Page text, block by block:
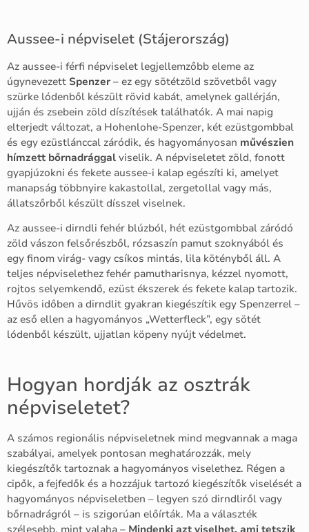
Aussee-i népviselet (Stájerország)
Az aussee-i férfi népviselet legjellemzőbb eleme az
úgynevezett Spenzer – ez egy sötétzöld szövetből vagy
szürke lódenből készült rövid kabát, amelynek gallérján,
ujján és zsebein zöld díszítések találhatók. A mai napig
elterjedt változat, a Hohenlohe-Spenzer, két ezüstgombbal
és egy ezüstlánccal záródik, és hagyományosan művészien
hímzett bőrnadrággal viselik. A népviseletet zöld, fonott
gyapjúzokni és fekete aussee-i kalap egészíti ki, amelyet
manapság többnyire kakastollal, zergetollal vagy más,
állatszőrből készült dísszel viselnek.
Az aussee-i dirndli fehér blúzból, hét ezüstgombbal záródó
zöld vászon felsőrészből, rózsaszín pamut szoknyából és
egy finom virág- vagy csíkos mintás, lila kötényből áll. A
teljes népviselethez fehér pamutharisnya, kézzel nyomott,
rojtos selyemkendő, ezüst ékszerek és fekete kalap tartozik.
Hűvös időben a dirndlit gyakran kiegészítik egy Spenzerrel –
az eső ellen a hagyományos „Wetterfleck”, egy sötét
lódenből készült, ujjatlan köpeny nyújt védelmet.
Hogyan hordják az osztrák
népviseletet?
A számos regionális népviseletnek mind megvannak a maga
szabályai, amelyek pontosan meghatározzák, mely
kiegészítők tartoznak a hagyományos viselethez. Régen a
cipők, a fejfedők és a hozzájuk tartozó kiegészítők viselését a
hagyományos népviseletben – legyen szó dirndliről vagy
bőrnadrágról – is szigorúan előírták. Ma a választék
szélesebb, mint valaha – Mindenki azt viselhet, ami tetszik